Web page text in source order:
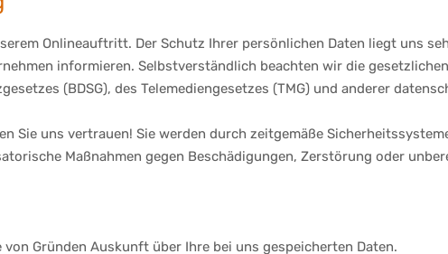
Onlineauftritt. Der Schutz Ihrer persönlichen Daten liegt uns
informieren. Selbstverständlich beachten wir die
(BDSG), des Telemediengesetzes (TMG) und anderer
Sie uns vertrauen! Sie werden durch zeitgemäße
Maßnahmen gegen Beschädigungen, Zerstörung oder
Gründen Auskunft über Ihre bei uns gespeicherten Daten.